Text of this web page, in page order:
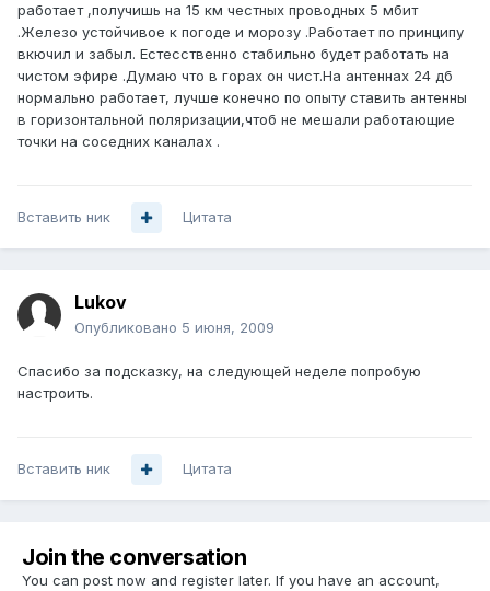
работает ,получишь на 15 км честных проводных 5 мбит
.Железо устойчивое к погоде и морозу .Работает по принципу
вкючил и забыл. Естесственно стабильно будет работать на
чистом эфире .Думаю что в горах он чист.На антеннах 24 дб
нормально работает, лучше конечно по опыту ставить антенны
в горизонтальной поляризации,чтоб не мешали работающие
точки на соседних каналах .
Вставить ник Цитата
Lukov
Опубликовано 5 июня, 2009
Спасибо за подсказку, на следующей неделе попробую
настроить.
Вставить ник Цитата
Join the conversation
You can post now and register later. If you have an account,